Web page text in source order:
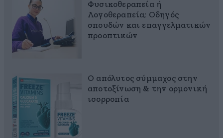
Φυσικοθεραπεία ή
Λογοθεραπεία; Οδηγός
σπουδών και επαγγελματικών
προοπτικών
Ο απόλυτος σύμμαχος στην
αποτοξίνωση & την ορμονική
ισορροπία